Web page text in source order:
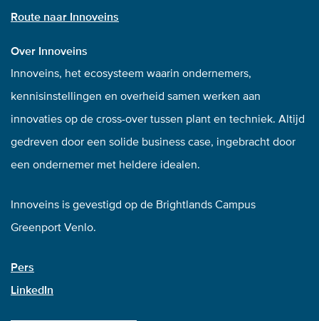
Route naar Innoveins
Over Innoveins
Innoveins, het ecosysteem waarin ondernemers,
kennisinstellingen en overheid samen werken aan
innovaties op de cross-over tussen plant en techniek. Altijd
gedreven door een solide business case, ingebracht door
een ondernemer met heldere idealen.
Innoveins is gevestigd op de Brightlands Campus
Greenport Venlo.
Pers
LinkedIn